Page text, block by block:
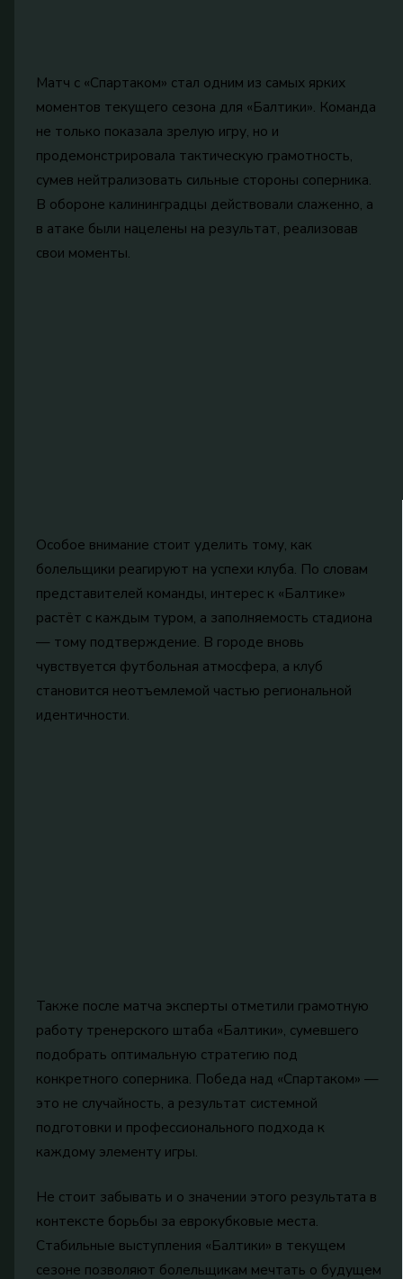
Матч с «Спартаком» стал одним из самых ярких
моментов текущего сезона для «Балтики». Команда
не только показала зрелую игру, но и
продемонстрировала тактическую грамотность,
сумев нейтрализовать сильные стороны соперника.
В обороне калининградцы действовали слаженно, а
в атаке были нацелены на результат, реализовав
свои моменты.
Особое внимание стоит уделить тому, как
болельщики реагируют на успехи клуба. По словам
представителей команды, интерес к «Балтике»
растёт с каждым туром, а заполняемость стадиона
— тому подтверждение. В городе вновь
чувствуется футбольная атмосфера, а клуб
становится неотъемлемой частью региональной
идентичности.
Также после матча эксперты отметили грамотную
работу тренерского штаба «Балтики», сумевшего
подобрать оптимальную стратегию под
конкретного соперника. Победа над «Спартаком» —
это не случайность, а результат системной
подготовки и профессионального подхода к
каждому элементу игры.
Не стоит забывать и о значении этого результата в
контексте борьбы за еврокубковые места.
Стабильные выступления «Балтики» в текущем
сезоне позволяют болельщикам мечтать о будущем